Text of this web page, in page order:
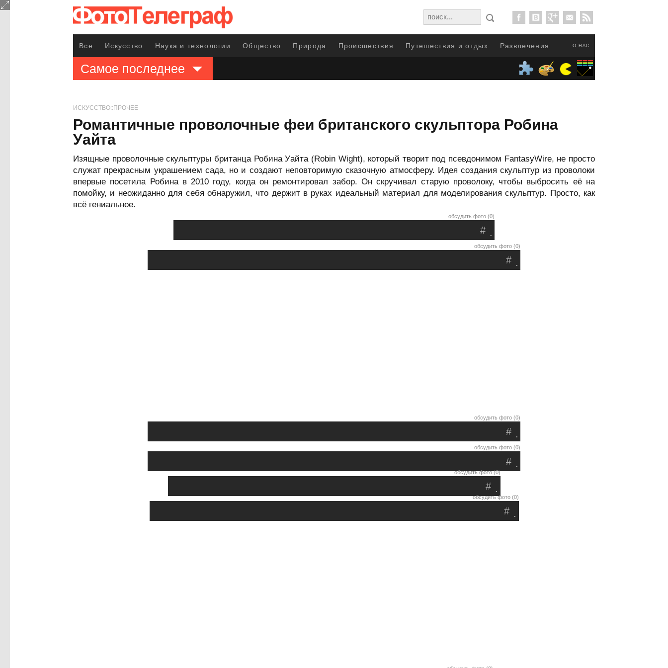
О НАС
Все Искусство Наука и технологии Общество Природа Происшествия Путешествия и отдых Развлечения
Самое последнее
ИСКУССТВО::ПРОЧЕЕ
Романтичные проволочные феи британского скульптора Робина
Уайта
Изящные проволочные скульптуры британца Робина Уайта (Robin Wight), который творит под псевдонимом FantasyWire, не просто
служат прекрасным украшением сада, но и создают неповторимую сказочную атмосферу. Идея создания скульптур из проволоки
впервые посетила Робина в 2010 году, когда он ремонтировал забор. Он скручивал старую проволоку, чтобы выбросить её на
помойку, и неожиданно для себя обнаружил, что держит в руках идеальный материал для моделирования скульптур. Просто, как
всё гениальное.
обсудить фото (0)
.
#
обсудить фото (0)
.
#
обсудить фото (0)
.
#
обсудить фото (0)
.
#
обсудить фото (0)
.
#
обсудить фото (0)
.
#